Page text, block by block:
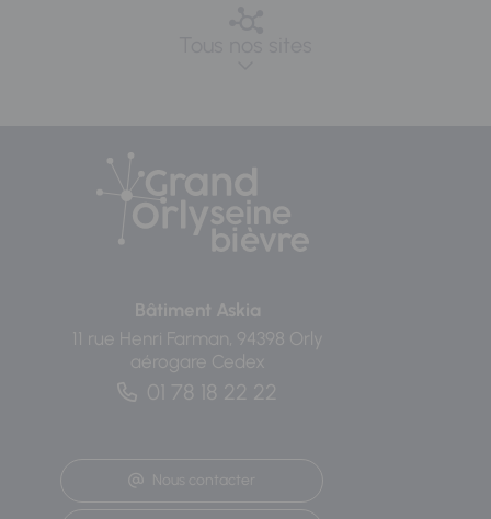
Bâtiment Askia
11 rue Henri Farman, 94398 Orly
aérogare Cedex
01 78 18 22 22
Nous contacter